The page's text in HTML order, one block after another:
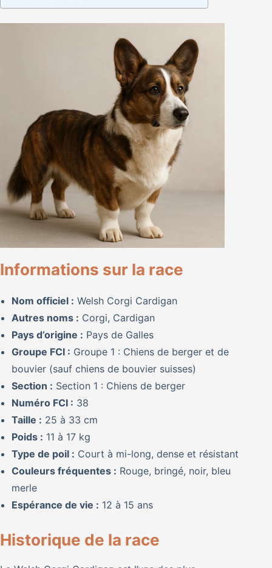
Informations sur la race
Nom officiel : Welsh Corgi Cardigan
Autres noms : Corgi, Cardigan
Pays d’origine : Pays de Galles
Groupe FCI : Groupe 1 : Chiens de berger et de
bouvier (sauf chiens de bouvier suisses)
Section : Section 1 : Chiens de berger
Numéro FCI : 38
Taille : 25 à 33 cm
Poids : 11 à 17 kg
Type de poil : Court à mi-long, dense et résistant
Couleurs fréquentes : Rouge, bringé, noir, bleu
merle
Espérance de vie : 12 à 15 ans
Historique de la race